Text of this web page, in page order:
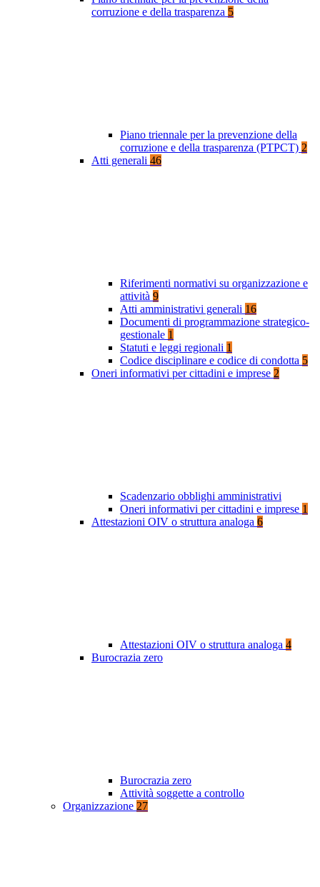
corruzione e della trasparenza 5
Piano triennale per la prevenzione della
corruzione e della trasparenza (PTPCT) 2
Atti generali 46
Riferimenti normativi su organizzazione e
attività 9
Atti amministrativi generali 16
Documenti di programmazione strategico-
gestionale 1
Statuti e leggi regionali 1
Codice disciplinare e codice di condotta 5
Oneri informativi per cittadini e imprese 2
Scadenzario obblighi amministrativi
Oneri informativi per cittadini e imprese 1
Attestazioni OIV o struttura analoga 6
Attestazioni OIV o struttura analoga 4
Burocrazia zero
Burocrazia zero
Attività soggette a controllo
Organizzazione 27